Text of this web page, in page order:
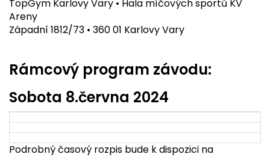
TopGym Karlovy Vary • Hala míčových sportů KV
Areny
Západní 1812/73 • 360 01 Karlovy Vary
Rámcový program závodu:
Sobota 8.června 2024
Podrobný časový rozpis bude k dispozici na